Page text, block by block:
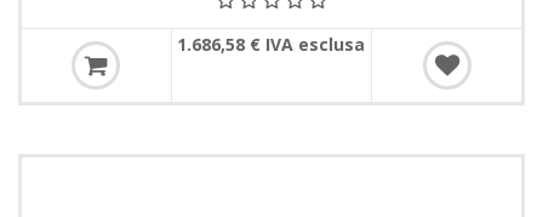
1.686,58 € IVA esclusa